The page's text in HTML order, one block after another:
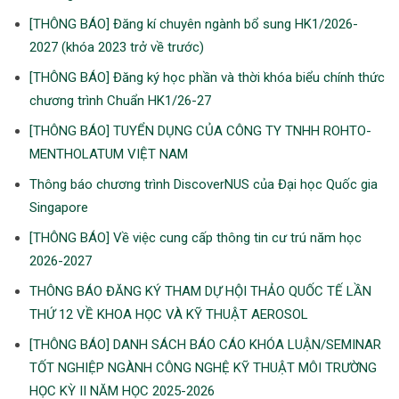
[THÔNG BÁO] Đăng kí chuyên ngành bổ sung HK1/2026-
2027 (khóa 2023 trở về trước)
[THÔNG BÁO] Đăng ký học phần và thời khóa biểu chính thức
chương trình Chuẩn HK1/26-27
[THÔNG BÁO] TUYỂN DỤNG CỦA CÔNG TY TNHH ROHTO-
MENTHOLATUM VIỆT NAM
Thông báo chương trình DiscoverNUS của Đại học Quốc gia
Singapore
[THÔNG BÁO] Về việc cung cấp thông tin cư trú năm học
2026-2027
THÔNG BÁO ĐĂNG KÝ THAM DỰ HỘI THẢO QUỐC TẾ LẦN
THỨ 12 VỀ KHOA HỌC VÀ KỸ THUẬT AEROSOL
[THÔNG BÁO] DANH SÁCH BÁO CÁO KHÓA LUẬN/SEMINAR
TỐT NGHIỆP NGÀNH CÔNG NGHỆ KỸ THUẬT MÔI TRƯỜNG
HỌC KỲ II NĂM HỌC 2025-2026